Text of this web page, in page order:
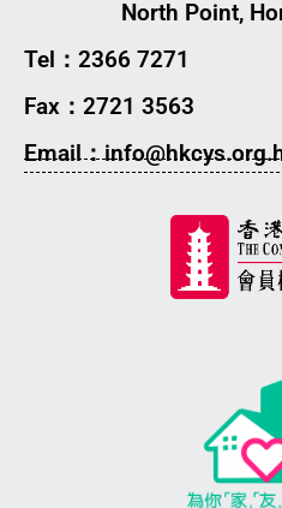
North Point,
Tel：2366 7271
Fax：2721 3563
Email：